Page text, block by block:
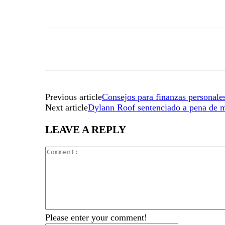
Previous articleConsejos para finanzas
Next articleDylann Roof sentenciado a pena de
LEAVE A REPLY
Please enter your comment!